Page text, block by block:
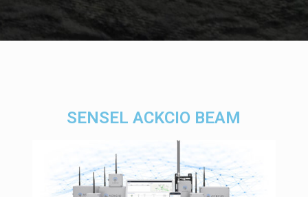
SENSEL ACKCIO BEAM